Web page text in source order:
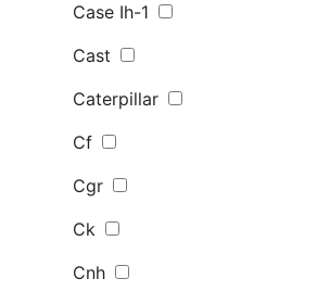
Case Ih-1
Cast
Caterpillar
Cf
Cgr
Ck
Cnh